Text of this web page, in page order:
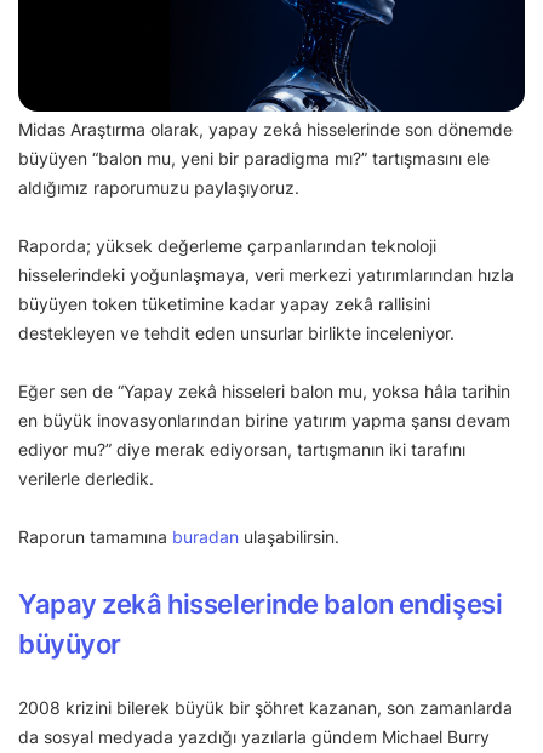
Midas Araştırma olarak, yapay zekâ hisselerinde son dönemde
büyüyen “balon mu, yeni bir paradigma mı?” tartışmasını ele
aldığımız raporumuzu paylaşıyoruz.
Raporda; yüksek değerleme çarpanlarından teknoloji
hisselerindeki yoğunlaşmaya, veri merkezi yatırımlarından hızla
büyüyen token tüketimine kadar yapay zekâ rallisini
destekleyen ve tehdit eden unsurlar birlikte inceleniyor.
Eğer sen de “Yapay zekâ hisseleri balon mu, yoksa hâla tarihin
en büyük inovasyonlarından birine yatırım yapma şansı devam
ediyor mu?” diye merak ediyorsan, tartışmanın iki tarafını
verilerle derledik.
Raporun tamamına buradan ulaşabilirsin.
Yapay zekâ hisselerinde balon endişesi
büyüyor
2008 krizini bilerek büyük bir şöhret kazanan, son zamanlarda
da sosyal medyada yazdığı yazılarla gündem Michael Burry